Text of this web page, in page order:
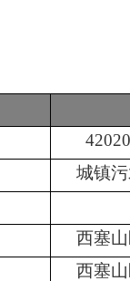
城镇
西塞
西塞